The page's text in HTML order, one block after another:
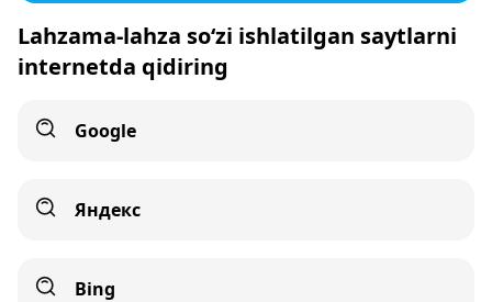
Lahzama-lahza so‘zi ishlatilgan saytlarni
internetda qidiring
Google
Яндекс
Bing